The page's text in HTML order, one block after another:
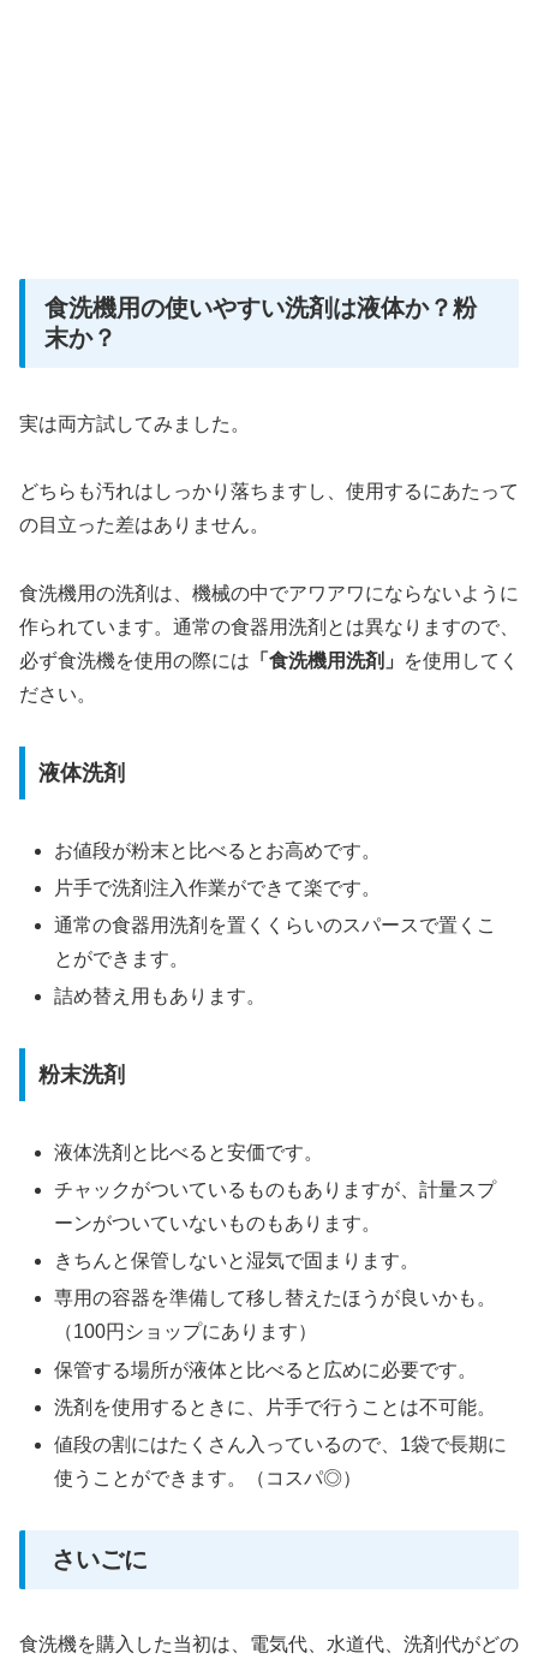
食洗機用の使いやすい洗剤は液体か？粉
末か？
実は両方試してみました。
どちらも汚れはしっかり落ちますし、使用するにあたって
の目立った差はありません。
食洗機用の洗剤は、機械の中でアワアワにならないように
作られています。通常の食器用洗剤とは異なりますので、
必ず食洗機を使用の際には 「食洗機用洗剤」
を使用してく
ださい。
液体洗剤
お値段が粉末と比べるとお高めです。
片手で洗剤注入作業ができて楽です。
通常の食器用洗剤を置くくらいのスパースで置くこ
とができます。
詰め替え用もあります。
粉末洗剤
液体洗剤と比べると安価です。
チャックがついているものもありますが、計量スプ
ーンがついていないものもあります。
きちんと保管しないと湿気で固まります。
専用の容器を準備して移し替えたほうが良いかも。
（100円ショップにあります）
保管する場所が液体と比べると広めに必要です。
洗剤を使用するときに、片手で行うことは不可能。
値段の割にはたくさん入っているので、1袋で長期に
使うことができます。（コスパ◎）
さいごに
食洗機を購入した当初は、電気代、水道代、洗剤代がどの